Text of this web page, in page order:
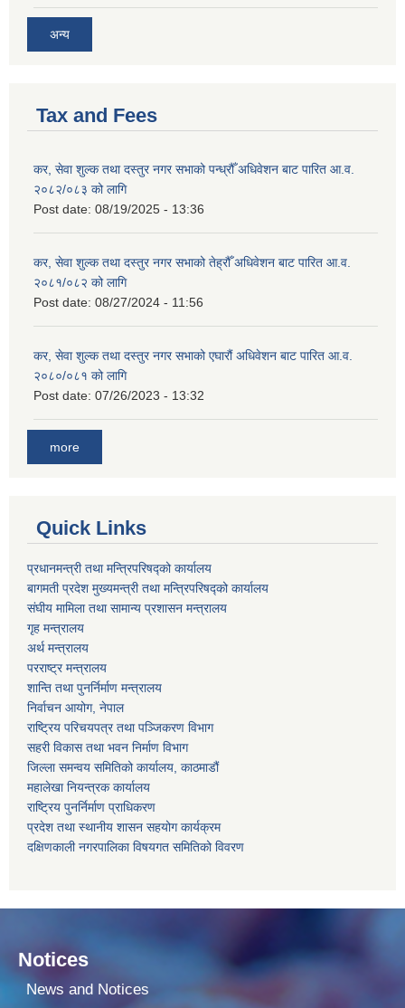
अन्य
Tax and Fees
कर, सेवा शुल्क तथा दस्तुर नगर सभाको पन्ध्रौँ अधिवेशन बाट पारित आ.व.
२०८२/०८३ को लागि
Post date: 08/19/2025 - 13:36
कर, सेवा शुल्क तथा दस्तुर नगर सभाको तेह्रौँ अधिवेशन बाट पारित आ.व.
२०८१/०८२ को लागि
Post date: 08/27/2024 - 11:56
कर, सेवा शुल्क तथा दस्तुर नगर सभाको एघारौं अधिवेशन बाट पारित आ.व.
२०८०/०८१ को लागि
Post date: 07/26/2023 - 13:32
more
Quick Links
प्रधानमन्त्री तथा मन्त्रिपरिषद्को कार्यालय
बागमती प्रदेश मुख्यमन्त्री तथा मन्त्रिपरिषद्को कार्यालय
संघीय मामिला तथा सामान्य प्रशासन मन्त्रालय
गृह मन्त्रालय
अर्थ मन्त्रालय
परराष्ट्र मन्त्रालय
शान्ति तथा पुनर्निर्माण मन्त्रालय
निर्वाचन आयोग, नेपाल
राष्ट्रिय परिचयपत्र तथा पञ्जिकरण विभाग
सहरी विकास तथा भवन निर्माण विभाग
जिल्ला समन्वय समितिको कार्यालय, काठमाडौं
महालेखा नियन्त्रक कार्यालय
राष्ट्रिय पुनर्निर्माण प्राधिकरण
प्रदेश तथा स्थानीय शासन सहयोग कार्यक्रम
दक्षिणकाली नगरपालिका विषयगत समितिको विवरण
Notices
News and Notices